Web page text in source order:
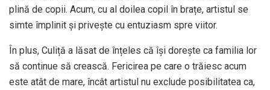
plină de copii. Acum, cu al doilea copil în brațe, artistul se
simte împlinit și privește cu entuziasm spre viitor.
În plus, Culiță a lăsat de înțeles că își dorește ca familia lor
să continue să crească. Fericirea pe care o trăiesc acum
este atât de mare, încât artistul nu exclude posibilitatea ca,